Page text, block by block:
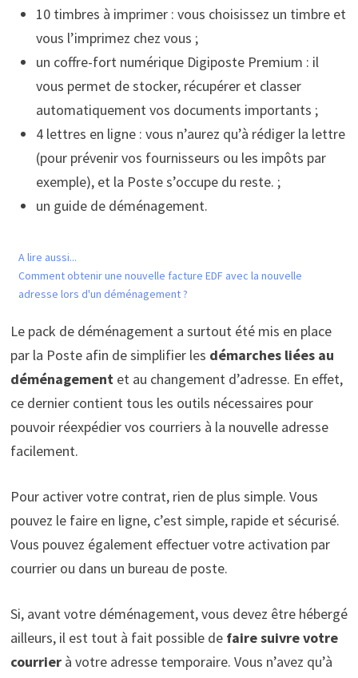
10 timbres à imprimer : vous choisissez un timbre et
vous l’imprimez chez vous ;
un coffre-fort numérique Digiposte Premium : il
vous permet de stocker, récupérer et classer
automatiquement vos documents importants ;
4 lettres en ligne : vous n’aurez qu’à rédiger la lettre
(pour prévenir vos fournisseurs ou les impôts par
exemple), et la Poste s’occupe du reste. ;
un guide de déménagement.
A lire aussi...
Comment obtenir une nouvelle facture EDF avec la nouvelle
adresse lors d'un déménagement ?
Le pack de déménagement a surtout été mis en place
par la Poste afin de simplifier les démarches liées au
déménagement et au changement d’adresse. En effet,
ce dernier contient tous les outils nécessaires pour
pouvoir réexpédier vos courriers à la nouvelle adresse
facilement.
Pour activer votre contrat, rien de plus simple. Vous
pouvez le faire en ligne, c’est simple, rapide et sécurisé.
Vous pouvez également effectuer votre activation par
courrier ou dans un bureau de poste.
Si, avant votre déménagement, vous devez être hébergé
ailleurs, il est tout à fait possible de faire suivre votre
courrier à votre adresse temporaire. Vous n’avez qu’à